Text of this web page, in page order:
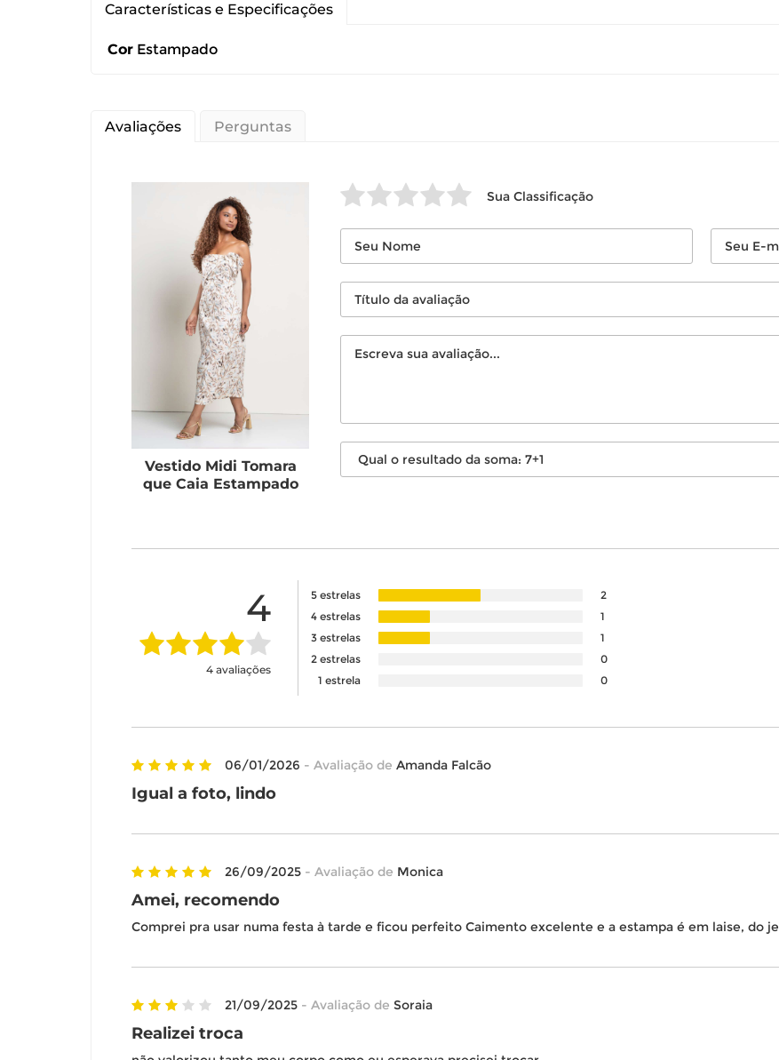
Características e Especificações
Cor Estampado
Avaliações Perguntas
Vestido Midi Tomara
que Caia Estampado
Sua Classificação
4
4 avaliações
5 estrelas
2
4 estrelas
1
3 estrelas
1
2 estrelas
0
1 estrela
0
06/01/2026 - Avaliação de Amanda Falcão
Igual a foto, lindo
26/09/2025 - Avaliação de Monica
Amei, recomendo
Comprei pra usar numa festa à tarde e ficou perfeito Caimento excelente e a estampa é em laise, do
21/09/2025 - Avaliação de Soraia
Realizei troca